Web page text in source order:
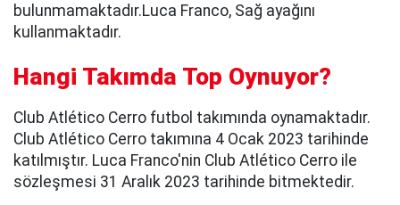
bulunmamaktadır.Luca Franco, Sağ ayağını
kullanmaktadır.
Hangi Takımda Top Oynuyor?
Club Atlético Cerro futbol takımında oynamaktadır.
Club Atlético Cerro takımına 4 Ocak 2023 tarihinde
katılmıştır. Luca Franco'nin Club Atlético Cerro ile
sözleşmesi 31 Aralık 2023 tarihinde bitmektedir.